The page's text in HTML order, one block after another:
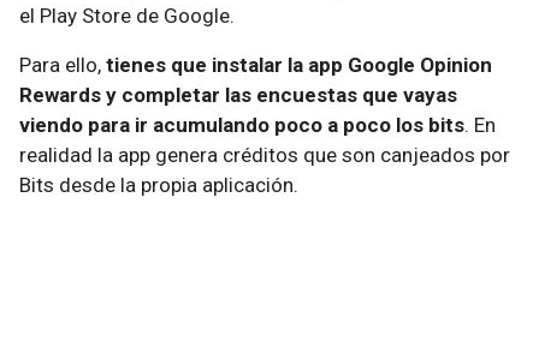
el Play Store de Google.
Para ello, tienes que instalar la app Google Opinion
Rewards y completar las encuestas que vayas
viendo para ir acumulando poco a poco los bits. En
realidad la app genera créditos que son canjeados por
Bits desde la propia aplicación.